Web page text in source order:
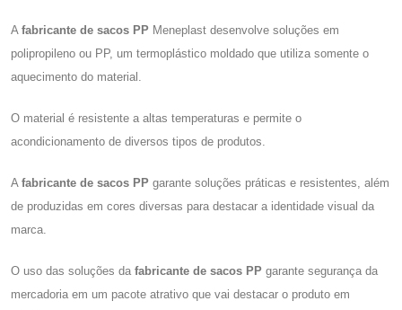
A fabricante de sacos PP Meneplast desenvolve soluções em
polipropileno ou PP, um termoplástico moldado que utiliza somente o
aquecimento do material.
O material é resistente a altas temperaturas e permite o
acondicionamento de diversos tipos de produtos.
A fabricante de sacos PP garante soluções práticas e resistentes, além
de produzidas em cores diversas para destacar a identidade visual da
marca.
O uso das soluções da fabricante de sacos PP garante segurança da
mercadoria em um pacote atrativo que vai destacar o produto em